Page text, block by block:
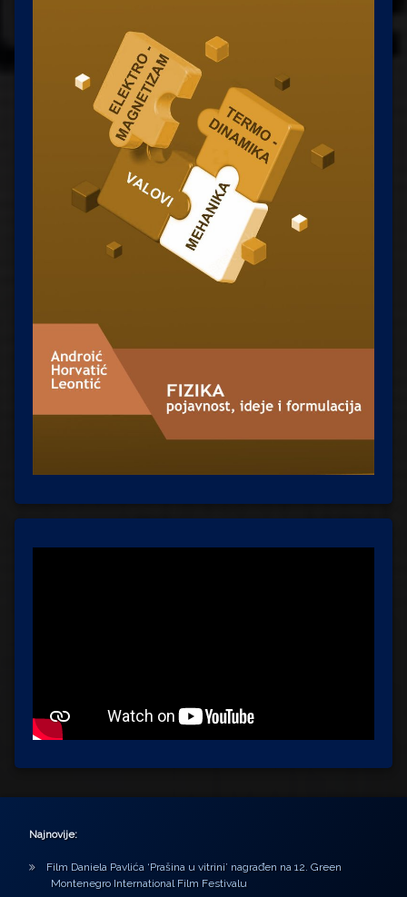
Najnovije:
Film Daniela Pavlića ‘Prašina u vitrini’ nagrađen na 12. Green
Montenegro International Film Festivalu